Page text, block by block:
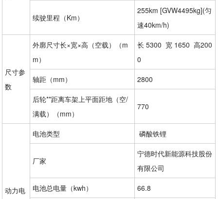
续驶里程（Km）
255km [GVW4495kg](匀
速40km/h)
尺寸参
数
外廓尺寸长×宽×高（空载）（m
m）
长 5300  宽 1650  高200
0
轴距（mm） 2800
后轮**距离车架上平面距地（空/
满载）（mm）
770
动力电
电池类型 磷酸铁锂
厂家
宁德时代新能源科技股份
有限公司
电池总电量（kwh） 66.8